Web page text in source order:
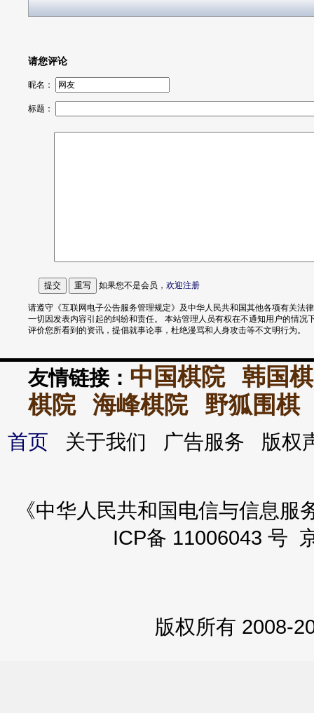
请您评论
昵名：
标题：
如果您不是会员， 欢迎注册
请遵守《互联网电子公告服务管理规定》及中华人民共和国其他各项有关法
一切因发表内容引起的纠纷和责任。 本站管理人员有权在不通知用户的情况
评价您所看到的资讯，提倡就事论事，杜绝漫骂和人身攻击等不文明行为。
友情链接： 中国棋院
韩国
棋院
海峰棋院 野狐围棋
首页 关于我们 广告服务 版
《中华人民共和国电信与信息
ICP备 11006043 号
版权所有 2008-